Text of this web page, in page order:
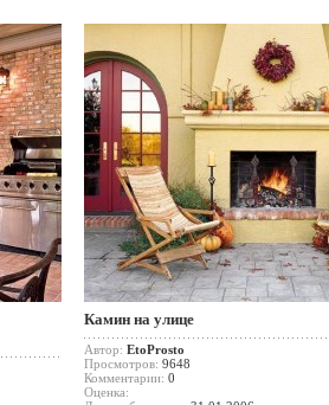
Камин на улице
Автор: EtoProsto
Просмотров: 9648
Комментарии: 0
Оценка: